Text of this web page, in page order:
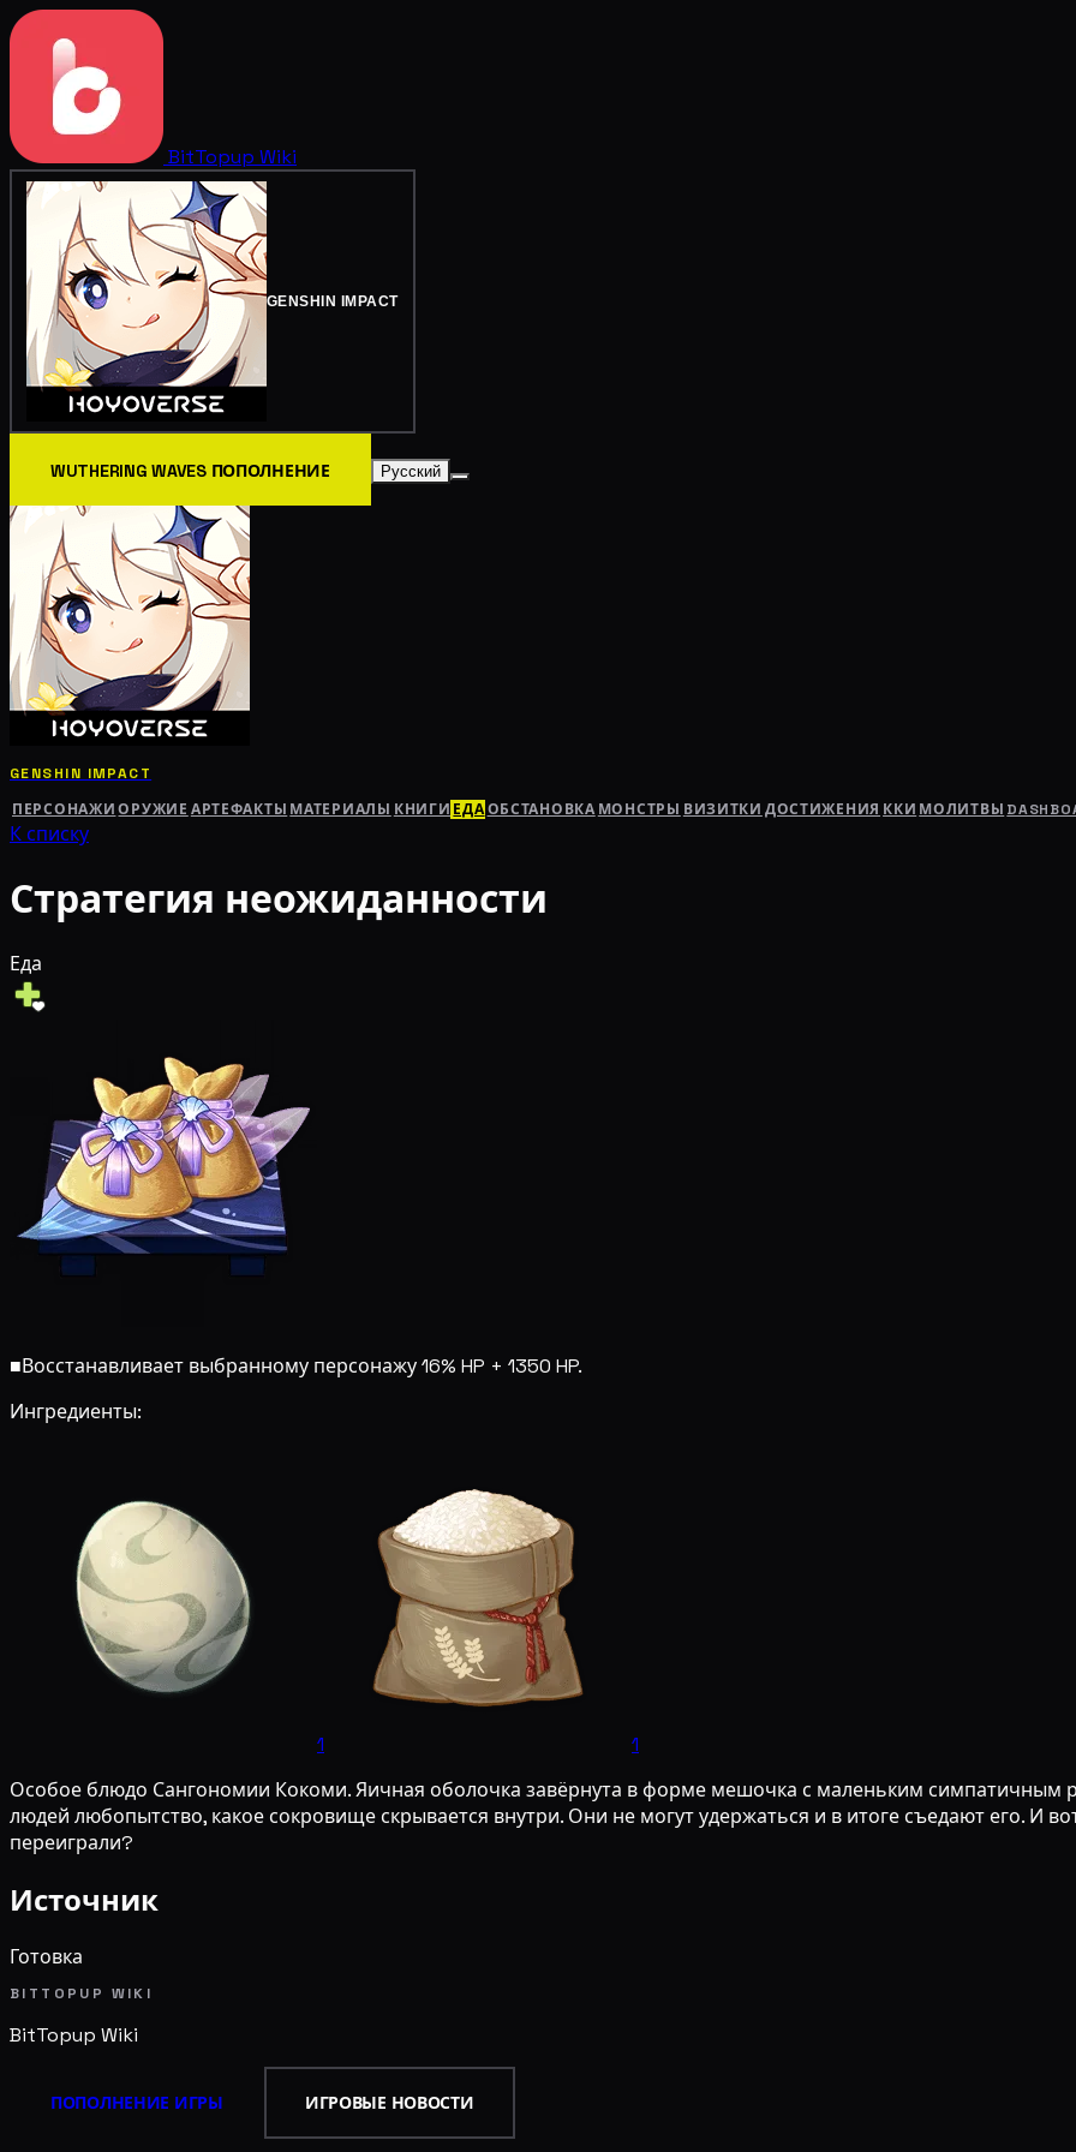
BitTopup Wiki
GENSHIN IMPACT
WUTHERING WAVES ПОПОЛНЕНИЕ Русский
GENSHIN IMPACT
ПЕРСОНАЖИ ОРУЖИЕ АРТЕФАКТЫ МАТЕРИАЛЫ КНИГИ ЕДАОБСТАНОВКА МОНСТРЫ ВИЗИТКИ ДОСТИЖЕНИЯ ККИ МОЛИТВЫ
К списку
Стратегия неожиданности
Еда
■Восстанавливает выбранному персонажу 16% HP + 1350 HP.
Ингредиенты:
1
1
Особое блюдо Сангономии Кокоми. Яичная оболочка завёрнута в форме мешочка с маленьким симпатичным
людей любопытство, какое сокровище скрывается внутри. Они не могут удержаться и в итоге съедают его. И
переиграли?
Источник
Готовка
BITTOPUP WIKI
BitTopup Wiki
ПОПОЛНЕНИЕ ИГРЫ ИГРОВЫЕ НОВОСТИ